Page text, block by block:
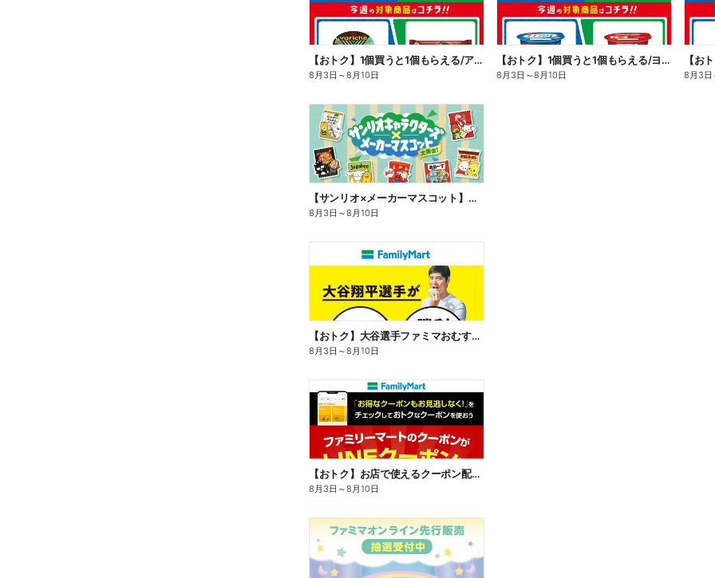
【おトク】1個買うと1個もらえる/アイス
8月3日 ～8月10日
【おトク】1個買うと1個もらえる/ヨーグルト
8月3日 ～8月10日
【お
8月3日
【サンリオ×メーカーマスコット】オリジナルグッズ貰える!
8月3日 ～8月10日
【おトク】大谷選手ファミマおむすび割
8月3日 ～8月10日
【おトク】お店で使えるクーポン配信中
8月3日 ～8月10日